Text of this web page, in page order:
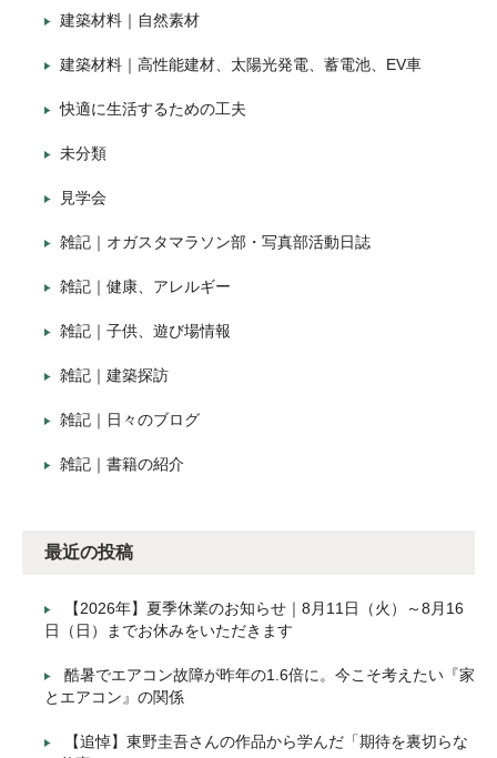
建築材料｜自然素材
建築材料｜高性能建材、太陽光発電、蓄電池、EV車
快適に生活するための工夫
未分類
見学会
雑記｜オガスタマラソン部・写真部活動日誌
雑記｜健康、アレルギー
雑記｜子供、遊び場情報
雑記｜建築探訪
雑記｜日々のブログ
雑記｜書籍の紹介
最近の投稿
【2026年】夏季休業のお知らせ｜8月11日（火）～8月16
日（日）までお休みをいただきます
酷暑でエアコン故障が昨年の1.6倍に。今こそ考えたい『家
とエアコン』の関係
【追悼】東野圭吾さんの作品から学んだ「期待を裏切らな